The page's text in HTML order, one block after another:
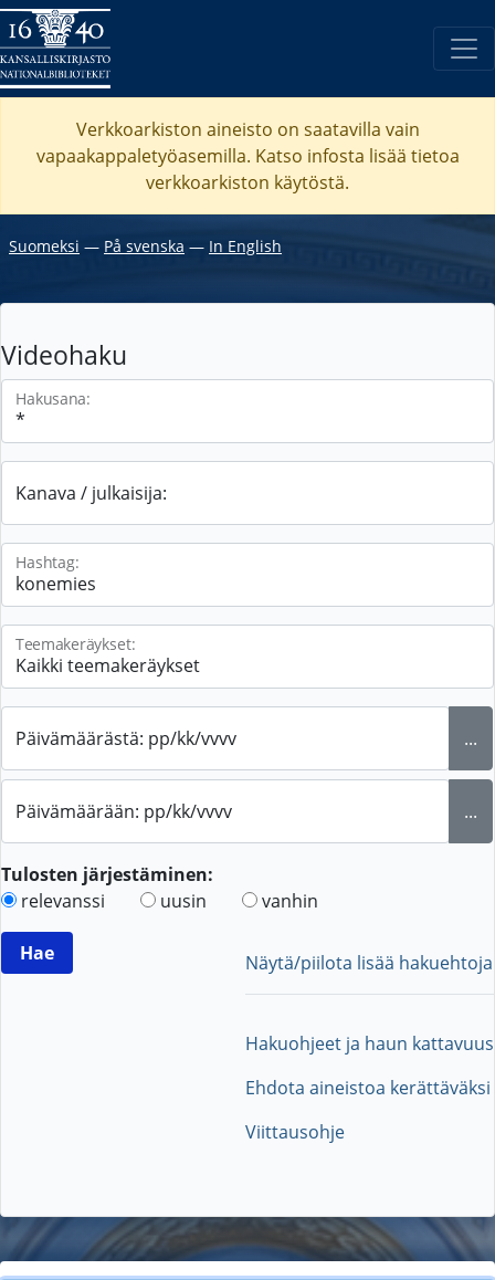
Verkkoarkiston aineisto on saatavilla vain
vapaakappaletyöasemilla. Katso infosta lisää tietoa
verkkoarkiston käytöstä.
Suomeksi ― På svenska ― In English
Videohaku
Hakusana:
Kanava / julkaisija:
Hashtag:
Teemakeräykset:
Päivämäärästä: pp/kk/vvvv ...
Päivämäärään: pp/kk/vvvv ...
Tulosten järjestäminen:
relevanssi
uusin vanhin
Näytä/piilota lisää hakuehtoja
Hakuohjeet ja haun kattavuus
Ehdota aineistoa kerättäväksi
Viittausohje